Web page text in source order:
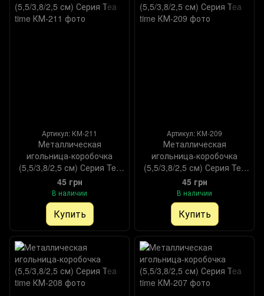
Артикул: КМ-211
Металлическая
игольница-коробочка
(5,5/3,8/2,5 см) Серия Tea
time
45 грн
В наличии
Купить
Артикул: КМ-209
Металлическая
игольница-коробочка
(5,5/3,8/2,5 см) Серия Tea
time
45 грн
В наличии
Купить